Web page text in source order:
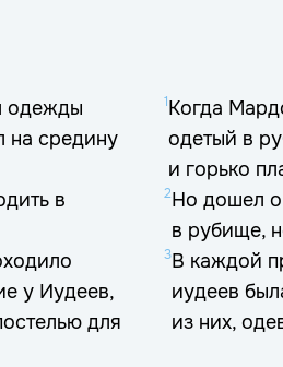
одежды
на средину
1Когда
одетый в
и горько
в
2Но дошел
в рубище,
у Иудеев,
для
3В каждой
иудеев
из них,